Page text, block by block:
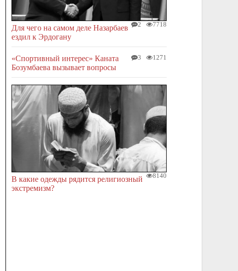
2 7718
Для чего на самом деле Назарбаев
ездил к Эрдогану
3 1271
«Спортивный интерес» Каната
Бозумбаева вызывает вопросы
8140
В какие одежды рядится религиозный
экстремизм?